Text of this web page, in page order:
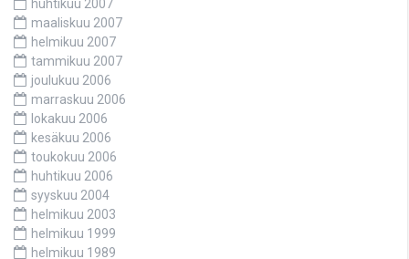
huhtikuu 2007
maaliskuu 2007
helmikuu 2007
tammikuu 2007
joulukuu 2006
marraskuu 2006
lokakuu 2006
kesäkuu 2006
toukokuu 2006
huhtikuu 2006
syyskuu 2004
helmikuu 2003
helmikuu 1999